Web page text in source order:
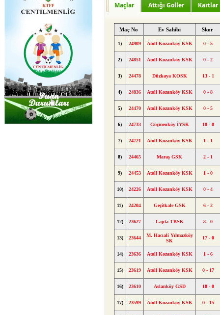
Maçlar Attığı Goller Kartlar
Maç No Ev Sahibi Skor
1) 24909 Atoll Kozanköy KSK 0 - 5
2) 24851 Atoll Kozanköy KSK 0 - 2
3) 24478 Düzkaya KOSK 13 - 1
4) 24836 Atoll Kozanköy KSK 0 - 8
5) 24470 Atoll Kozanköy KSK 0 - 5
6) 24733 Göçmenköy İYSK 18 - 0
7) 24721 Atoll Kozanköy KSK 1 - 1
8) 24465 Maraş GSK 2 - 1
9) 24453 Atoll Kozanköy KSK 1 - 0
10) 24226 Atoll Kozanköy KSK 0 - 4
11) 24204 Geçitkale GSK 6 - 2
12) 23627 Lapta TBSK 8 - 0
13) 23644
M. Hacıali Yılmazköy
SK
17 - 0
14) 23636 Atoll Kozanköy KSK 1 - 6
15) 23619 Atoll Kozanköy KSK 0 - 17
16) 23610 Aslanköy GSD 18 - 0
17) 23599 Atoll Kozanköy KSK 0 - 15